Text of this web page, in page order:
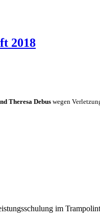
2018
Theresa Debus wegen
im